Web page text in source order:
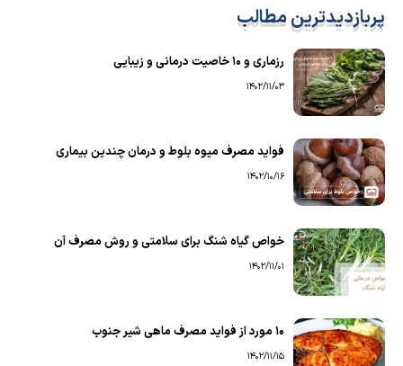
پربازدیدترین مطالب
رزماری و ۱۰ خاصیت درمانی و زیبایی
1402/11/03
فواید مصرف میوه بلوط و درمان چندین بیماری
1402/10/16
خواص گیاه شنگ برای سلامتی و روش مصرف آن
1402/11/01
۱۰ مورد از فواید مصرف ماهی شیر جنوب
1402/11/15